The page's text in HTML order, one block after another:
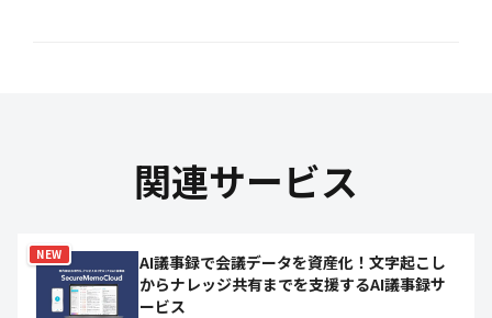
関連サービス
NEW
AI議事録で会議データを資産化！文字起こし
からナレッジ共有までを支援するAI議事録サ
ービス